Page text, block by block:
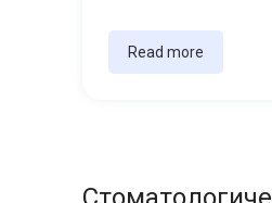
Read more